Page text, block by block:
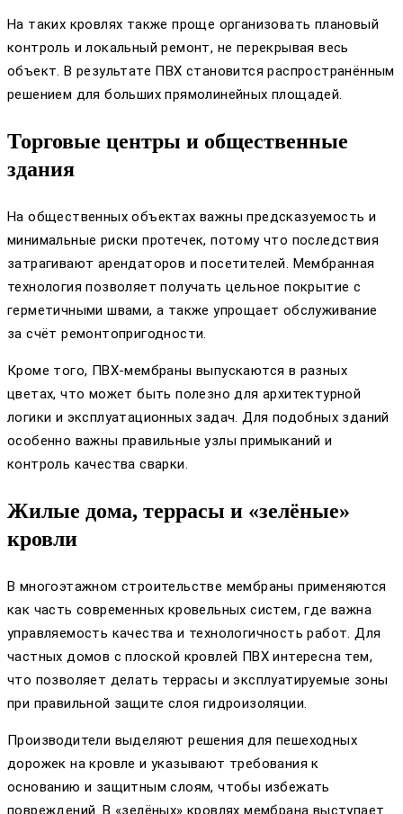
На таких кровлях также проще организовать плановый
контроль и локальный ремонт, не перекрывая весь
объект. В результате ПВХ становится распространённым
решением для больших прямолинейных площадей.
Торговые центры и общественные
здания
На общественных объектах важны предсказуемость и
минимальные риски протечек, потому что последствия
затрагивают арендаторов и посетителей. Мембранная
технология позволяет получать цельное покрытие с
герметичными швами, а также упрощает обслуживание
за счёт ремонтопригодности.
Кроме того, ПВХ-мембраны выпускаются в разных
цветах, что может быть полезно для архитектурной
логики и эксплуатационных задач. Для подобных зданий
особенно важны правильные узлы примыканий и
контроль качества сварки.
Жилые дома, террасы и «зелёные»
кровли
В многоэтажном строительстве мембраны применяются
как часть современных кровельных систем, где важна
управляемость качества и технологичность работ. Для
частных домов с плоской кровлей ПВХ интересна тем,
что позволяет делать террасы и эксплуатируемые зоны
при правильной защите слоя гидроизоляции.
Производители выделяют решения для пешеходных
дорожек на кровле и указывают требования к
основанию и защитным слоям, чтобы избежать
повреждений. В «зелёных» кровлях мембрана выступает